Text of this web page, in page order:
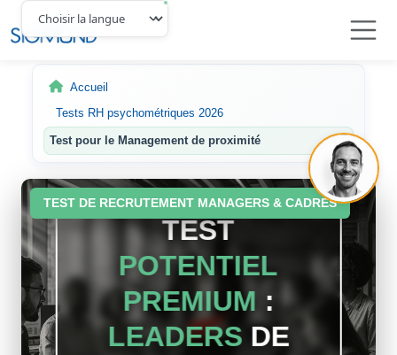
Navbar
Accueil
Tests RH psychométriques 2026
Test pour le Management de proximité
TEST DE RECRUTEMENT MANAGERS & CADRES
TEST
POTENTIEL
PREMIUM :
LEADERS DE